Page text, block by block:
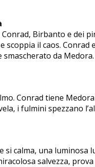
Conrad, Birbanto e
scoppia il caos.
da
Conrad tiene
i fulmini spezzano
si calma, una
salvezza,